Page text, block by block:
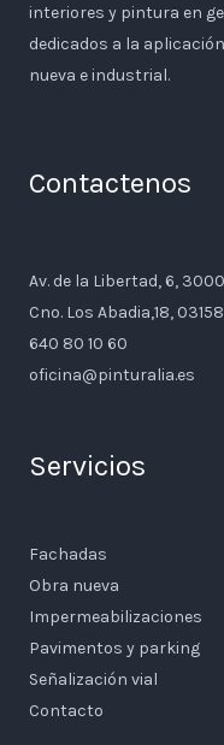
interiores y pintura en
dedicados a la
nueva e industrial.
Contactenos
Av. de la Libertad, 6,
Cno. Los Abadia,18,
640 80 10 60
oficina@pinturalia.es
Servicios
Fachadas
Obra nueva
Impermeabilizaciones
Pavimentos y parking
Señalización vial
Contacto